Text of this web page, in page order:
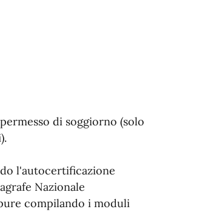
di soggiorno (solo
l'autocertificazione
Nazionale
compilando i moduli